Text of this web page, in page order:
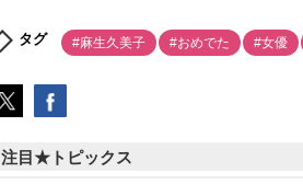
タグ #麻生久美子 #おめでた #女優
注目★トピックス